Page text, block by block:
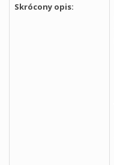
Skrócony opis: